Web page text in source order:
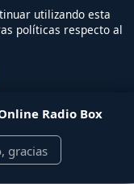
utilizando esta
políticas respecto al
Radio Box
gracias